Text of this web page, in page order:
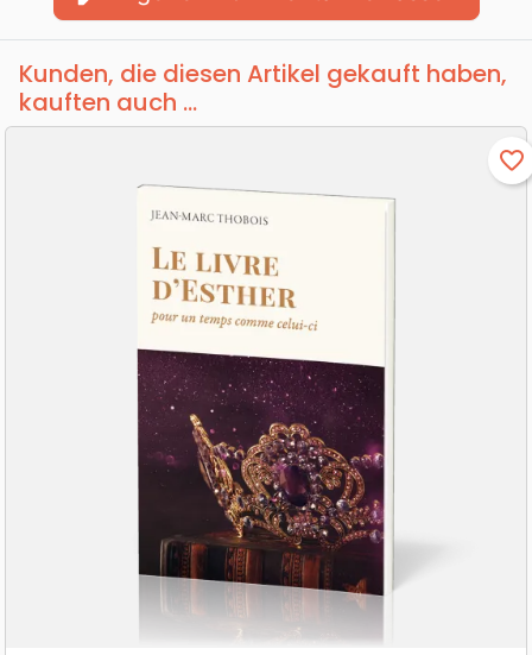
Kunden, die diesen Artikel gekauft haben,
kauften auch ...
favorite_border